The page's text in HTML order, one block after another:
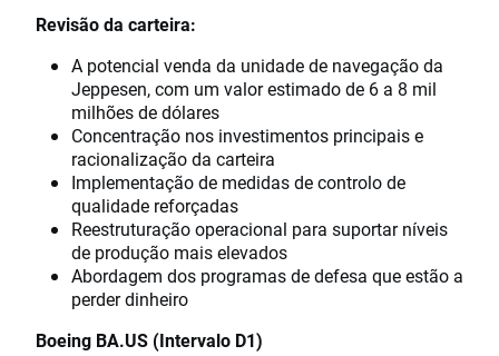
Revisão da carteira:
A potencial venda da unidade de navegação da
Jeppesen, com um valor estimado de 6 a 8 mil
milhões de dólares
Concentração nos investimentos principais e
racionalização da carteira
Implementação de medidas de controlo de
qualidade reforçadas
Reestruturação operacional para suportar níveis
de produção mais elevados
Abordagem dos programas de defesa que estão a
perder dinheiro
Boeing BA.US (Intervalo D1)